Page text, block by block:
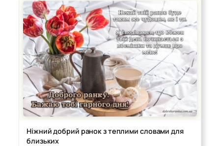
Ніжний добрий ранок з теплими словами для
близьких